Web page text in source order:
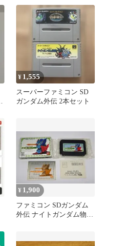
¥ 1,555
スーパーファミコン SD
ガンダム外伝 2本セット
¥ 1,900
ファミコン SDガンダム
外伝 ナイトガンダム物語